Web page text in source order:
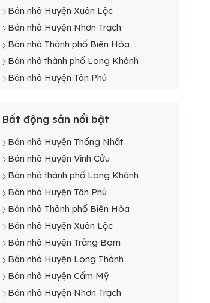
Bán nhà Huyện Xuân Lộc
Bán nhà Huyện Nhơn Trạch
Bán nhà Thành phố Biên Hòa
Bán nhà thành phố Long Khánh
Bán nhà Huyện Tân Phú
Bất động sản nổi bật
Bán nhà Huyện Thống Nhất
Bán nhà Huyện Vĩnh Cửu
Bán nhà thành phố Long Khánh
Bán nhà Huyện Tân Phú
Bán nhà Thành phố Biên Hòa
Bán nhà Huyện Xuân Lộc
Bán nhà Huyện Trảng Bom
Bán nhà Huyện Long Thành
Bán nhà Huyện Cẩm Mỹ
Bán nhà Huyện Nhơn Trạch